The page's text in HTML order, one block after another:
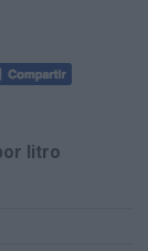
litro